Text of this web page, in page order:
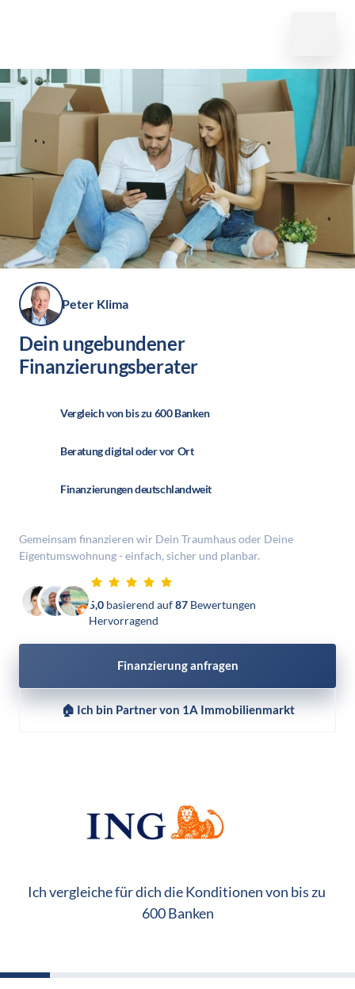
Peter Klima
Dein ungebundener
Finanzierungsberater
Vergleich von bis zu 600 Banken
Beratung digital oder vor Ort
Finanzierungen deutschlandweit
Gemeinsam finanzieren wir Dein Traumhaus oder Deine
Eigentumswohnung - einfach, sicher und planbar.
5,0 basierend auf 87 Bewertungen
Hervorragend
Finanzierung anfragen
🏠 Ich bin Partner von 1A Immobilienmarkt
Ich vergleiche für dich die Konditionen von bis zu
600 Banken